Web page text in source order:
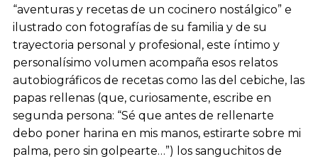
“aventuras y recetas de un cocinero nostálgico” e
ilustrado con fotografías de su familia y de su
trayectoria personal y profesional, este íntimo y
personalísimo volumen acompaña esos relatos
autobiográficos de recetas como las del cebiche, las
papas rellenas (que, curiosamente, escribe en
segunda persona: “Sé que antes de rellenarte
debo poner harina en mis manos, estirarte sobre mi
palma, pero sin golpearte…”) los sanguchitos de